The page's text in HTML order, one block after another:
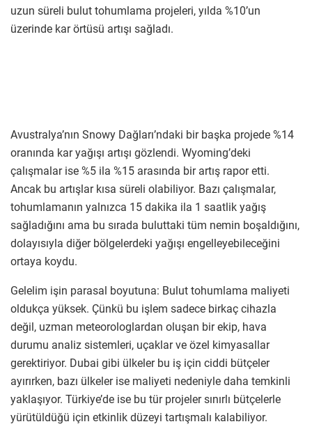
uzun süreli bulut tohumlama projeleri, yılda %10’un
üzerinde kar örtüsü artışı sağladı.
Avustralya’nın Snowy Dağları’ndaki bir başka projede %14
oranında kar yağışı artışı gözlendi. Wyoming’deki
çalışmalar ise %5 ila %15 arasında bir artış rapor etti.
Ancak bu artışlar kısa süreli olabiliyor. Bazı çalışmalar,
tohumlamanın yalnızca 15 dakika ila 1 saatlik yağış
sağladığını ama bu sırada buluttaki tüm nemin boşaldığını,
dolayısıyla diğer bölgelerdeki yağışı engelleyebileceğini
ortaya koydu.
Gelelim işin parasal boyutuna: Bulut tohumlama maliyeti
oldukça yüksek. Çünkü bu işlem sadece birkaç cihazla
değil, uzman meteorologlardan oluşan bir ekip, hava
durumu analiz sistemleri, uçaklar ve özel kimyasallar
gerektiriyor. Dubai gibi ülkeler bu iş için ciddi bütçeler
ayırırken, bazı ülkeler ise maliyeti nedeniyle daha temkinli
yaklaşıyor. Türkiye’de ise bu tür projeler sınırlı bütçelerle
yürütüldüğü için etkinlik düzeyi tartışmalı kalabiliyor.